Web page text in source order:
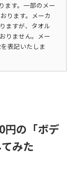
ます。一部のメー
ります。メーカ
ますが、タオル
りません。メー
表記いたしま
円の「ボデ
みた